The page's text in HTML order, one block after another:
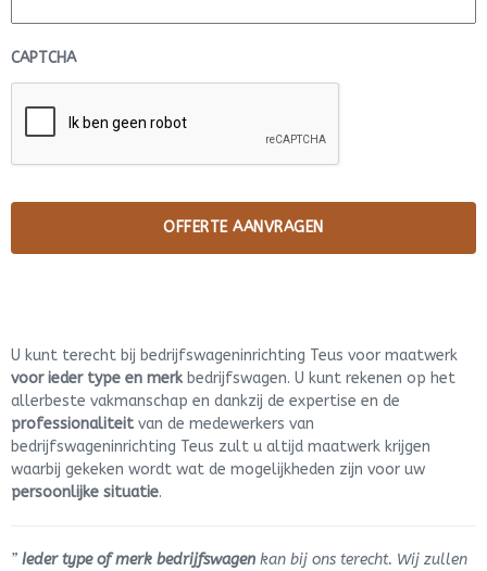
CAPTCHA
U kunt terecht bij bedrijfswageninrichting Teus voor maatwerk
voor ieder type en merk bedrijfswagen. U kunt rekenen op het
allerbeste vakmanschap en dankzij de expertise en de
professionaliteit van de medewerkers van
bedrijfswageninrichting Teus zult u altijd maatwerk krijgen
waarbij gekeken wordt wat de mogelijkheden zijn voor uw
persoonlijke situatie.
” Ieder type of merk bedrijfswagen kan bij ons terecht. Wij zullen